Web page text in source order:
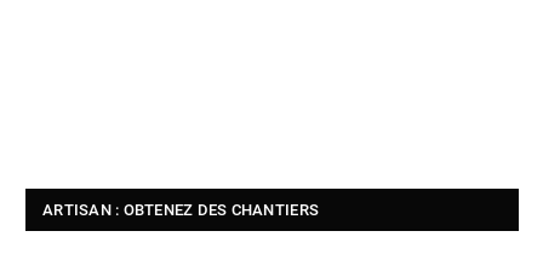
ARTISAN : OBTENEZ DES CHANTIERS